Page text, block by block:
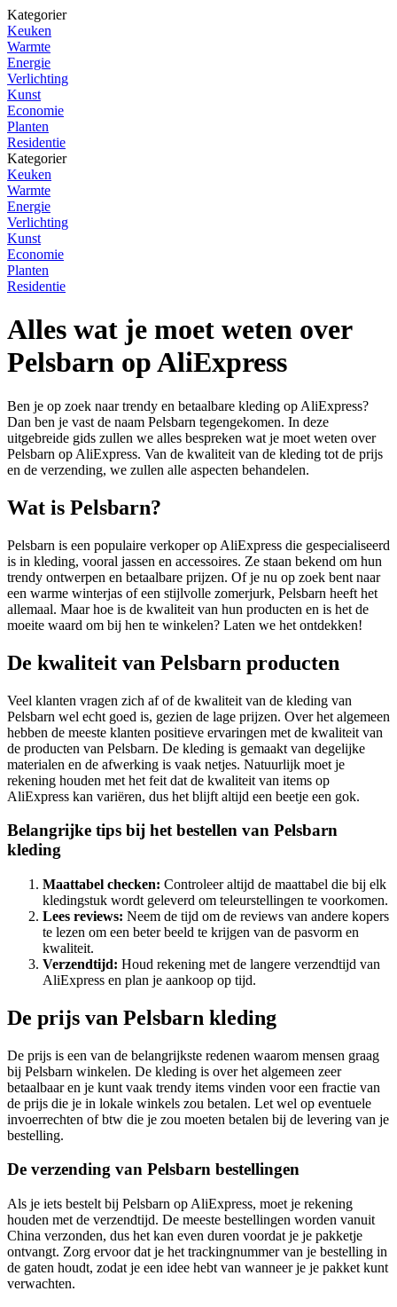
Kategorier
Keuken
Warmte
Energie
Verlichting
Kunst
Economie
Planten
Residentie
Kategorier
Keuken
Warmte
Energie
Verlichting
Kunst
Economie
Planten
Residentie
Alles wat je moet weten over
Pelsbarn op AliExpress
Ben je op zoek naar trendy en betaalbare kleding op AliExpress?
Dan ben je vast de naam Pelsbarn tegengekomen. In deze
uitgebreide gids zullen we alles bespreken wat je moet weten over
Pelsbarn op AliExpress. Van de kwaliteit van de kleding tot de prijs
en de verzending, we zullen alle aspecten behandelen.
Wat is Pelsbarn?
Pelsbarn is een populaire verkoper op AliExpress die gespecialiseerd
is in kleding, vooral jassen en accessoires. Ze staan bekend om hun
trendy ontwerpen en betaalbare prijzen. Of je nu op zoek bent naar
een warme winterjas of een stijlvolle zomerjurk, Pelsbarn heeft het
allemaal. Maar hoe is de kwaliteit van hun producten en is het de
moeite waard om bij hen te winkelen? Laten we het ontdekken!
De kwaliteit van Pelsbarn producten
Veel klanten vragen zich af of de kwaliteit van de kleding van
Pelsbarn wel echt goed is, gezien de lage prijzen. Over het algemeen
hebben de meeste klanten positieve ervaringen met de kwaliteit van
de producten van Pelsbarn. De kleding is gemaakt van degelijke
materialen en de afwerking is vaak netjes. Natuurlijk moet je
rekening houden met het feit dat de kwaliteit van items op
AliExpress kan variëren, dus het blijft altijd een beetje een gok.
Belangrijke tips bij het bestellen van Pelsbarn
kleding
Maattabel checken: Controleer altijd de maattabel die bij elk
kledingstuk wordt geleverd om teleurstellingen te voorkomen.
Lees reviews: Neem de tijd om de reviews van andere kopers
te lezen om een beter beeld te krijgen van de pasvorm en
kwaliteit.
Verzendtijd: Houd rekening met de langere verzendtijd van
AliExpress en plan je aankoop op tijd.
De prijs van Pelsbarn kleding
De prijs is een van de belangrijkste redenen waarom mensen graag
bij Pelsbarn winkelen. De kleding is over het algemeen zeer
betaalbaar en je kunt vaak trendy items vinden voor een fractie van
de prijs die je in lokale winkels zou betalen. Let wel op eventuele
invoerrechten of btw die je zou moeten betalen bij de levering van je
bestelling.
De verzending van Pelsbarn bestellingen
Als je iets bestelt bij Pelsbarn op AliExpress, moet je rekening
houden met de verzendtijd. De meeste bestellingen worden vanuit
China verzonden, dus het kan even duren voordat je je pakketje
ontvangt. Zorg ervoor dat je het trackingnummer van je bestelling in
de gaten houdt, zodat je een idee hebt van wanneer je je pakket kunt
verwachten.